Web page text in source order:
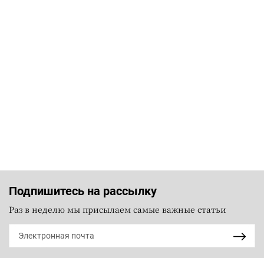
Подпишитесь на рассылку
Раз в неделю мы присылаем самые важные статьи